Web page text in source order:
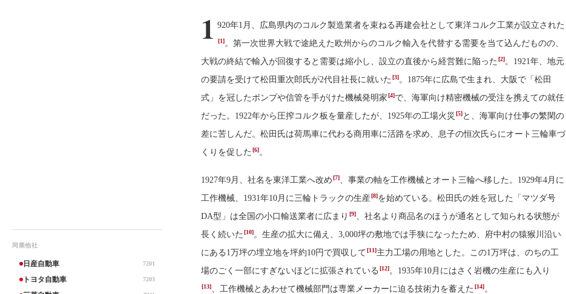
同業他社
日産自動車 7201
トヨタ自動車 7203
1 920年1月、広島県内のコルク製造業者を束ねる再建会社として東洋コルク工業が設立された
[1]。第一次世界大戦で途絶えた欧州からのコルク輸入を代替する需要を当て込んだものの、
大戦の終結で輸入が回復すると需要は縮小し、設立の直後から経営難に陥った [2]。1921年、地元
の要請を受けて松田重次郎氏が2代目社長に就いた [3]。1875年に広島で生まれ、大阪で「松田
式」を冠したポンプや信管を手がけた機械発明家[4]で、海軍向け精密機械の受注を携えての就任
だった。1922年から圧搾コルク板を量産したが、1925年の工場火災 [5]と、海軍向け仕事の繁閑の
差に苦しんだ。松田氏は荷馬車に代わる商用車に活路を求め、息子の恒次氏らにオート三輪車づ
くりを促した [6]。
1927年9月、社名を東洋工業へ改め[7]、事業の軸を工作機械とオート三輪へ移した。1929年4月に
工作機械、1931年10月に三輪トラックの生産[8]を始めている。松田氏の姓を冠した「マツダ号
DA型」は全国の小口輸送業者に広まり [9]、社名より商品名のほうが通名として知られる状態が
長く続いた [10]。生産の拡大に備え、3,000坪の敷地では手狭になったため、府中村の猿猴川沿い
にある1万坪の埋立地を坪約10円で買収して[11]主力工場の用地とした。この1万坪は、のちの工
場のごく一部にすぎないほどに拡張されている [12]。1935年10月にはさく岩機の生産にも入り
[13]、工作機械とあわせて機械部門は専業メーカーに迫る技術力を蓄えた [14]。